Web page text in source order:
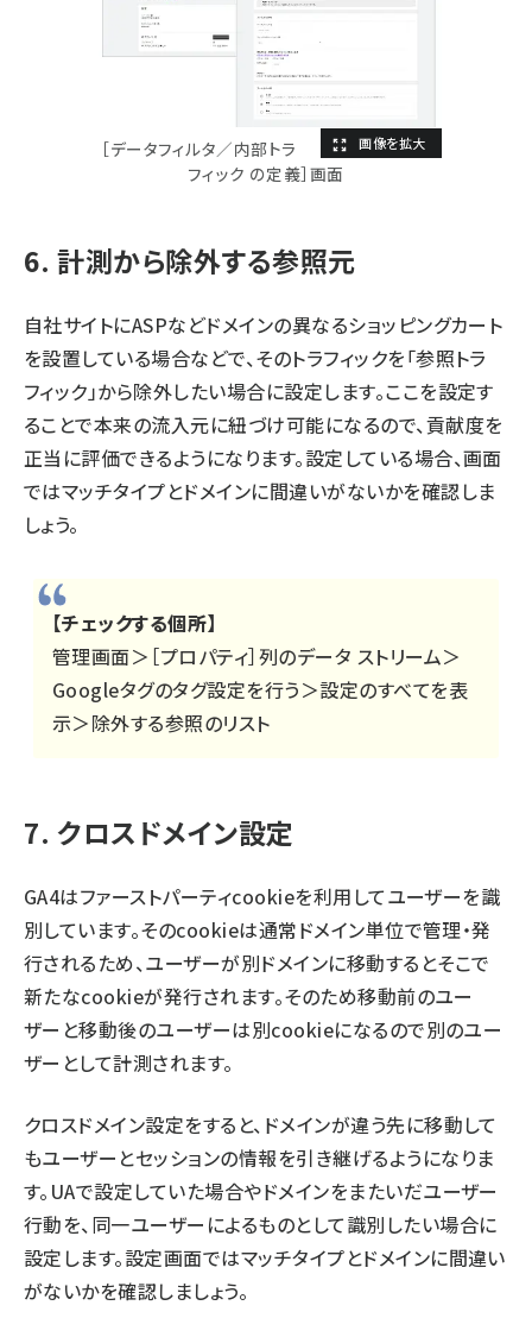
［データフィルタ／内部トラ
フィック の定義］画面
6. 計測から除外する参照元
自社サイトにASPなどドメインの異なるショッピングカート
を設置している場合などで、そのトラフィックを「参照トラ
フィック」から除外したい場合に設定します。ここを設定す
ることで本来の流入元に紐づけ可能になるので、貢献度を
正当に評価できるようになります。設定している場合、画面
ではマッチタイプとドメインに間違いがないかを確認しま
しょう。
【チェックする個所】
管理画面＞［プロパティ］列のデータ ストリーム＞
Googleタグのタグ設定を行う＞設定のすべてを表
示＞除外する参照のリスト
7. クロスドメイン設定
GA4はファーストパーティcookieを利用してユーザーを識
別しています。そのcookieは通常ドメイン単位で管理・発
行されるため、ユーザーが別ドメインに移動するとそこで
新たなcookieが発行されます。そのため移動前のユー
ザーと移動後のユーザーは別cookieになるので別のユー
ザーとして計測されます。
クロスドメイン設定をすると、ドメインが違う先に移動して
もユーザーとセッションの情報を引き継げるようになりま
す。UAで設定していた場合やドメインをまたいだユーザー
行動を、同一ユーザーによるものとして識別したい場合に
設定します。設定画面ではマッチタイプとドメインに間違い
がないかを確認しましょう。